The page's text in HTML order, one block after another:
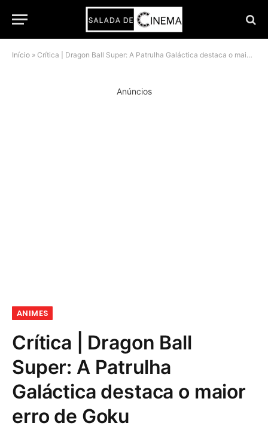
Início » Crítica | Dragon Ball Super: A Patrulha Galáctica destaca o maior erro de Goku
Anúncios
ANIMES
Crítica | Dragon Ball
Super: A Patrulha
Galáctica destaca o maior
erro de Goku